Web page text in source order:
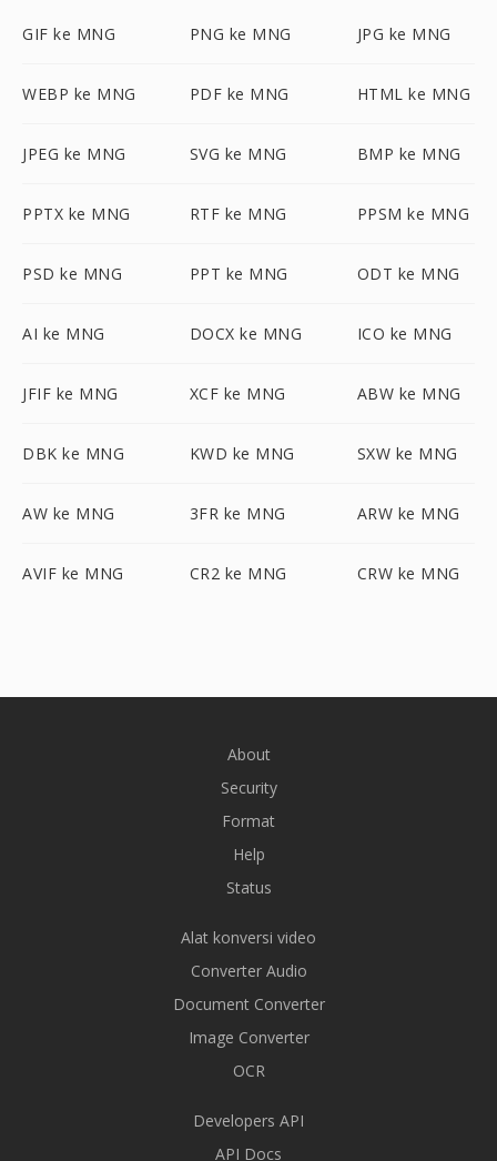
GIF ke MNG PNG ke MNG JPG ke MNG
WEBP ke MNG PDF ke MNG HTML ke MNG
JPEG ke MNG SVG ke MNG BMP ke MNG
PPTX ke MNG RTF ke MNG PPSM ke MNG
PSD ke MNG PPT ke MNG ODT ke MNG
AI ke MNG DOCX ke MNG ICO ke MNG
JFIF ke MNG XCF ke MNG ABW ke MNG
DBK ke MNG KWD ke MNG SXW ke MNG
AW ke MNG 3FR ke MNG ARW ke MNG
AVIF ke MNG CR2 ke MNG CRW ke MNG
About
Security
Format
Help
Status
Alat konversi video
Converter Audio
Document Converter
Image Converter
OCR
Developers API
API Docs